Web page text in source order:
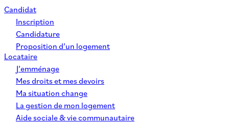
Candidat
Inscription
Candidature
Proposition d’un logement
Locataire
J’emménage
Mes droits et mes devoirs
Ma situation change
La gestion de mon logement
Aide sociale & vie communautaire